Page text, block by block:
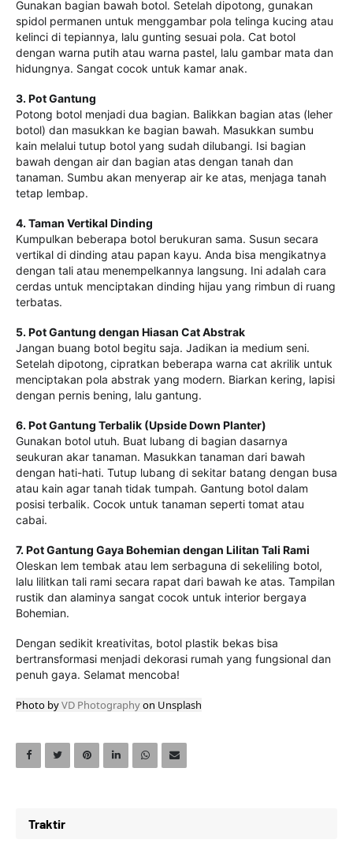
Gunakan bagian bawah botol. Setelah dipotong, gunakan
spidol permanen untuk menggambar pola telinga kucing atau
kelinci di tepiannya, lalu gunting sesuai pola. Cat botol
dengan warna putih atau warna pastel, lalu gambar mata dan
hidungnya. Sangat cocok untuk kamar anak.
3. Pot Gantung
Potong botol menjadi dua bagian. Balikkan bagian atas (leher
botol) dan masukkan ke bagian bawah. Masukkan sumbu
kain melalui tutup botol yang sudah dilubangi. Isi bagian
bawah dengan air dan bagian atas dengan tanah dan
tanaman. Sumbu akan menyerap air ke atas, menjaga tanah
tetap lembap.
4. Taman Vertikal Dinding
Kumpulkan beberapa botol berukuran sama. Susun secara
vertikal di dinding atau papan kayu. Anda bisa mengikatnya
dengan tali atau menempelkannya langsung. Ini adalah cara
cerdas untuk menciptakan dinding hijau yang rimbun di ruang
terbatas.
5. Pot Gantung dengan Hiasan Cat Abstrak
Jangan buang botol begitu saja. Jadikan ia medium seni.
Setelah dipotong, cipratkan beberapa warna cat akrilik untuk
menciptakan pola abstrak yang modern. Biarkan kering, lapisi
dengan pernis bening, lalu gantung.
6. Pot Gantung Terbalik (Upside Down Planter)
Gunakan botol utuh. Buat lubang di bagian dasarnya
seukuran akar tanaman. Masukkan tanaman dari bawah
dengan hati-hati. Tutup lubang di sekitar batang dengan busa
atau kain agar tanah tidak tumpah. Gantung botol dalam
posisi terbalik. Cocok untuk tanaman seperti tomat atau
cabai.
7. Pot Gantung Gaya Bohemian dengan Lilitan Tali Rami
Oleskan lem tembak atau lem serbaguna di sekeliling botol,
lalu lilitkan tali rami secara rapat dari bawah ke atas. Tampilan
rustik dan alaminya sangat cocok untuk interior bergaya
Bohemian.
Dengan sedikit kreativitas, botol plastik bekas bisa
bertransformasi menjadi dekorasi rumah yang fungsional dan
penuh gaya. Selamat mencoba!
Photo byVD Photographyon Unsplash
Traktir